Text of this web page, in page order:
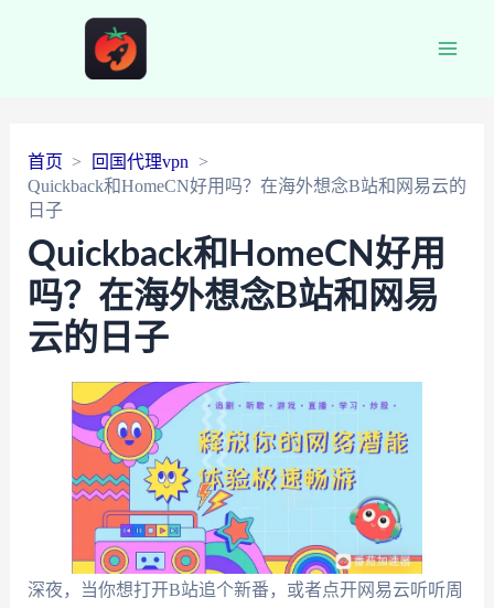
首页
回国代理vpn
Quickback和HomeCN好用吗？在海外想念B站和网易云的
日子
Quickback和HomeCN好用
吗？在海外想念B站和网易
云的日子
深夜，当你想打开B站追个新番，或者点开网易云听听周